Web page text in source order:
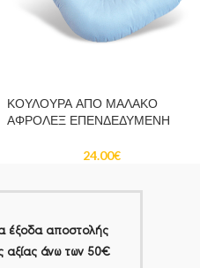
ΚΟΥΛΟΥΡΑ ΑΠΟ ΜΑΛΑΚΟ
ΑΦΡΟΛΕΞ ΕΠΕΝΔΕΔΥΜΕΝΗ
24.00€
έξοδα αποστολής
αξίας άνω των 50€